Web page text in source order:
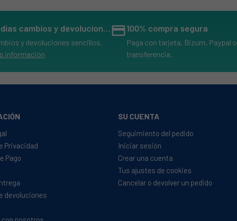
14 días cambios y devoluciones
y devoluciones sencillos.
información
credit_card100% compra segura
Paga con tarjeta, Bizum, Paypal o
transferencia.
Privacidad
Pago
devoluciones
SU CUENTA
Seguimiento del pedido
Iniciar sesión
Crear una cuenta
Tus ajustes de cookies
Cancelar o devolver un pedido